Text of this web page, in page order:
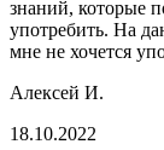
знаний, которые
употребить. На
мне не хочется
Алексей И.
18.10.2022